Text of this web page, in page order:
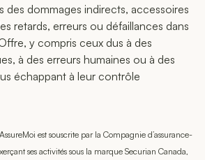
des dommages indirects, accessoires
retards, erreurs ou défaillances dans
y compris ceux dus à des
à des erreurs humaines ou à des
échappant à leur contrôle
est souscrite par la Compagnie d’assurance-
ses activités sous la marque Securian Canada,